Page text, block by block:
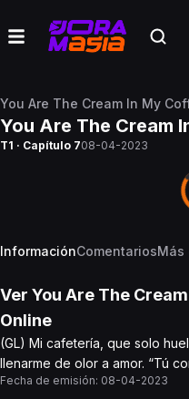
You Are The Cream In My
You Are The Cream
T1 · Capítulo 708-04-2023
InformaciónComentariosMás
Ver You Are The
Online
(GL) Mi cafetería, que solo
llenarme de olor a amor. “Tú
Fecha de emisión: 08-04-2023